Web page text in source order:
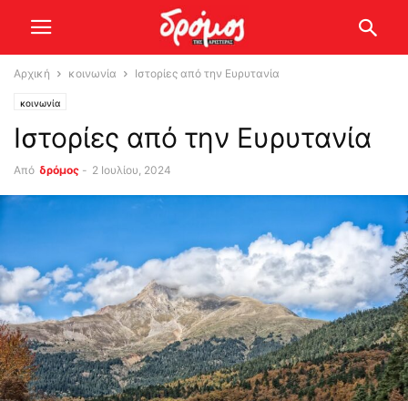
Αρχική κοινωνία Ιστορίες από την Ευρυτανία
κοινωνία
Ιστορίες από την Ευρυτανία
Από δρόμος - 2 Ιουλίου, 2024